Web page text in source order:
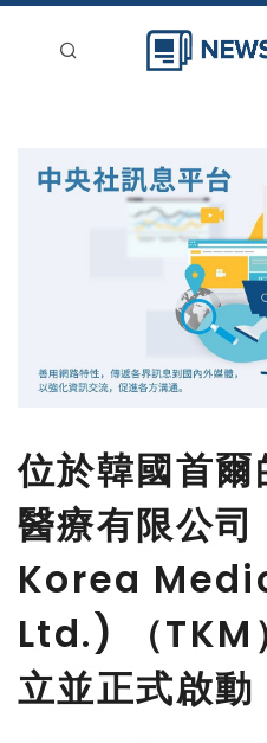
位於韓國首
醫療有限公
Korea
Ltd.) （TKM
立並正式啟動